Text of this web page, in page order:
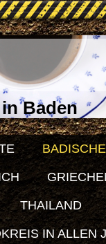
Baden
THAILAND
IN ALLEN